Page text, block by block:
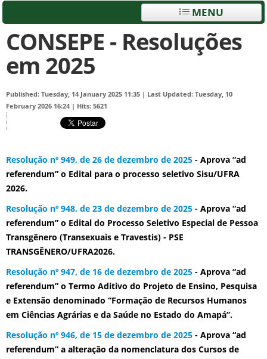
MENU
CONSEPE - Resoluções
em 2025
Published: Tuesday, 14 January 2025 11:35 | Last Updated: Tuesday, 10
February 2026 16:24 | Hits: 5621
Resolução nº 949, de 26 de dezembro de 2025 - Aprova “ad
referendum” o Edital para o processo seletivo Sisu/UFRA
2026.
Resolução nº 948, de 23 de dezembro de 2025 - Aprova “ad
referendum” o Edital do Processo Seletivo Especial de Pessoa
Transgênero (Transexuais e Travestis) - PSE
TRANSGÊNERO/UFRA2026.
Resolução nº 947, de 16 de dezembro de 2025 - Aprova “ad
referendum” o Termo Aditivo do Projeto de Ensino, Pesquisa
e Extensão denominado “Formação de Recursos Humanos
em Ciências Agrárias e da Saúde no Estado do Amapá”.
Resolução nº 946, de 15 de dezembro de 2025 - Aprova “ad
referendum” a alteração da nomenclatura dos Cursos de